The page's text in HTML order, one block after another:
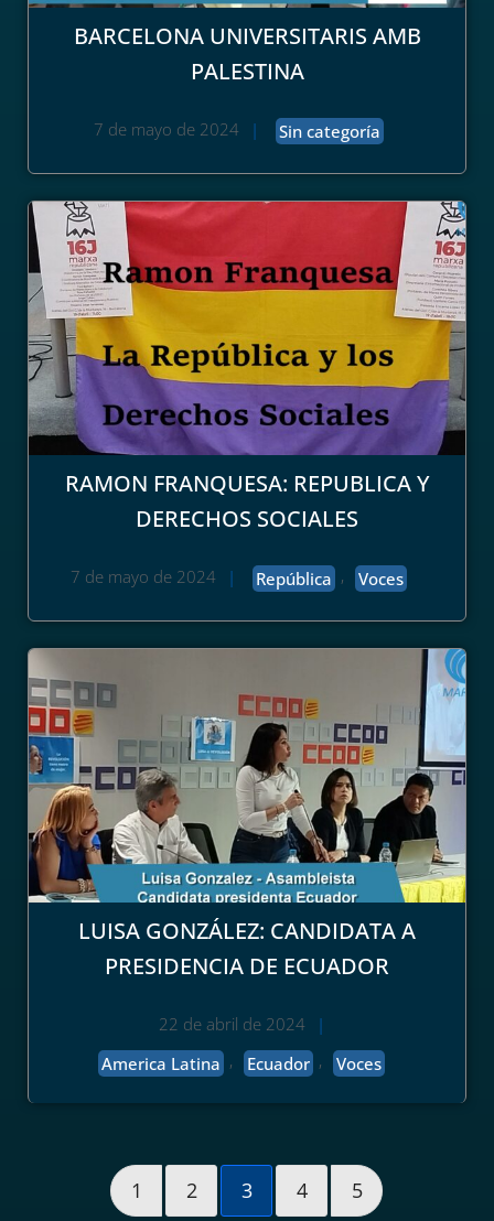
BARCELONA UNIVERSITARIS AMB
PALESTINA
7 de mayo de 2024 | Sin categoría
RAMON FRANQUESA: REPUBLICA Y
DERECHOS SOCIALES
7 de mayo de 2024 | República , Voces
LUISA GONZÁLEZ: CANDIDATA A
PRESIDENCIA DE ECUADOR
22 de abril de 2024
|
America Latina , Ecuador , Voces
1 2 3 4 5